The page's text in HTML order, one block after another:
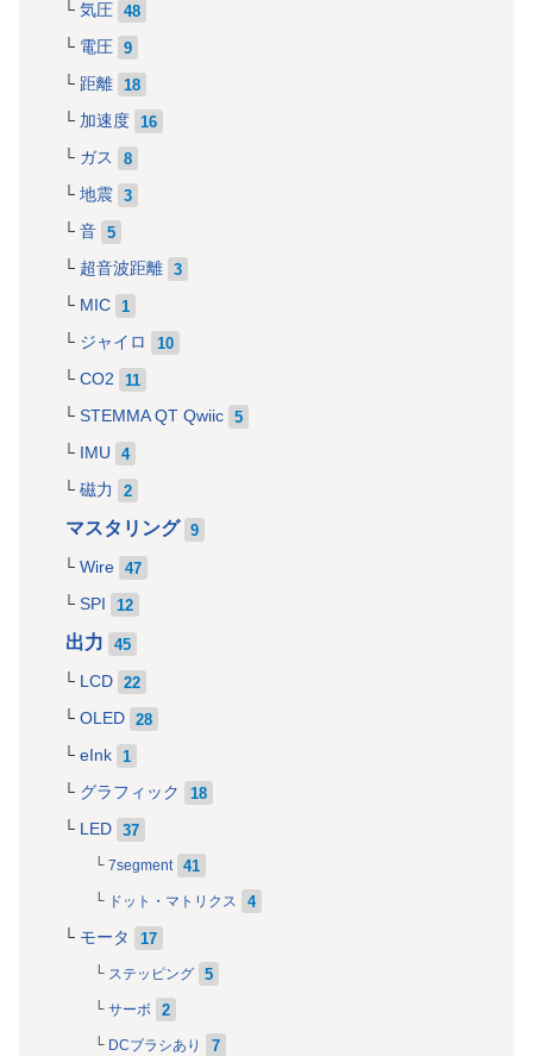
気圧 48
電圧 9
距離 18
加速度 16
ガス 8
地震 3
音 5
超音波距離 3
MIC 1
ジャイロ 10
CO2 11
STEMMA QT Qwiic 5
IMU 4
磁力 2
マスタリング 9
Wire 47
SPI 12
出力 45
LCD 22
OLED 28
eInk 1
グラフィック 18
LED 37
7segment 41
ドット・マトリクス 4
モータ 17
ステッピング 5
サーボ 2
DCブラシあり 7